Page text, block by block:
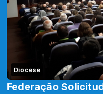
Diocese
Federação